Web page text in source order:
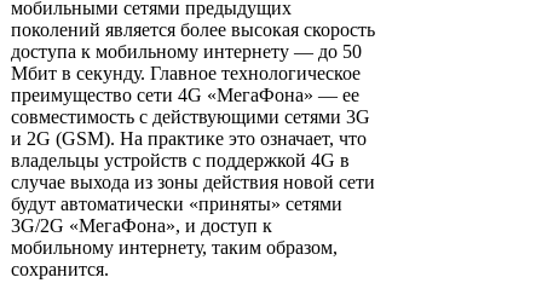
мобильными сетями предыдущих
поколений является более высокая скорость
доступа к мобильному интернету — до 50
Мбит в секунду. Главное технологическое
преимущество сети 4G «МегаФона» — ее
совместимость с действующими сетями 3G
и 2G (GSM). На практике это означает, что
владельцы устройств с поддержкой 4G в
случае выхода из зоны действия новой сети
будут автоматически «приняты» сетями
3G/2G «МегаФона», и доступ к
мобильному интернету, таким образом,
сохранится.